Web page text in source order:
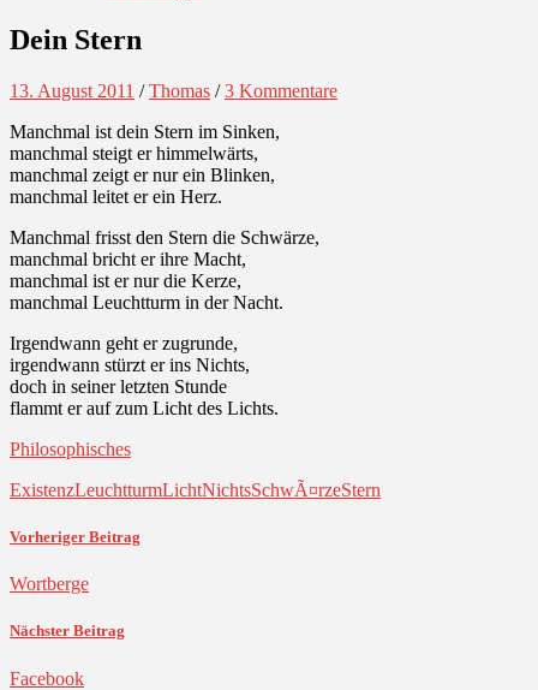
Dein Stern
13. August 2011 /Thomas /3 Kommentare
Manchmal ist dein Stern im Sinken,
manchmal steigt er himmelwärts,
manchmal zeigt er nur ein Blinken,
manchmal leitet er ein Herz.
Manchmal frisst den Stern die Schwärze,
manchmal bricht er ihre Macht,
manchmal ist er nur die Kerze,
manchmal Leuchtturm in der Nacht.
Irgendwann geht er zugrunde,
irgendwann stürzt er ins Nichts,
doch in seiner letzten Stunde
flammt er auf zum Licht des Lichts.
Philosophisches
ExistenzLeuchtturmLichtNichtsSchwÃ¤rzeStern
Vorheriger Beitrag
Wortberge
Nächster Beitrag
Facebook